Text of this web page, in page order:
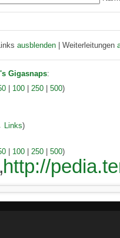
ausblenden | Weiterleitungen
Gigasnaps:
100 250 500)
Links)
100 250 500)
http://